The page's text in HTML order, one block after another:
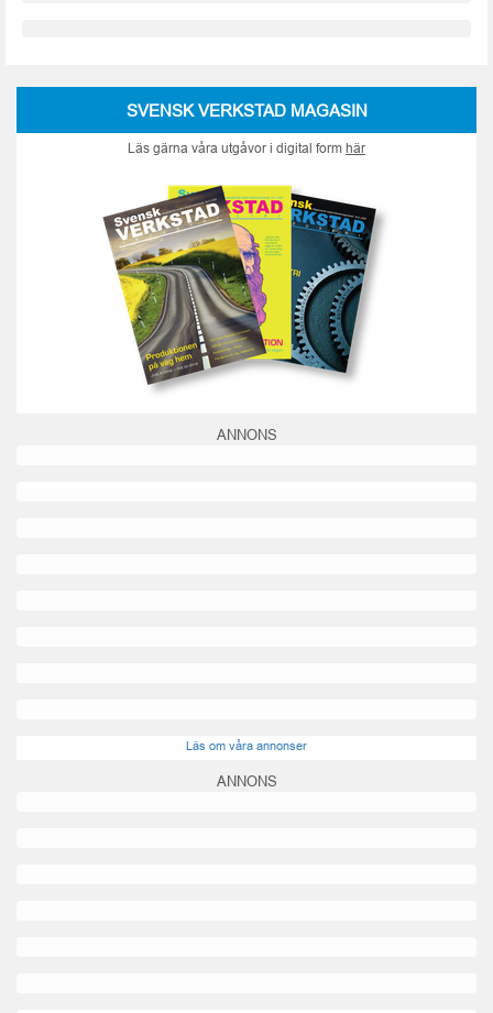
SVENSK VERKSTAD MAGASIN
Läs gärna våra utgåvor i digital form här
ANNONS
Läs om våra annonser
ANNONS